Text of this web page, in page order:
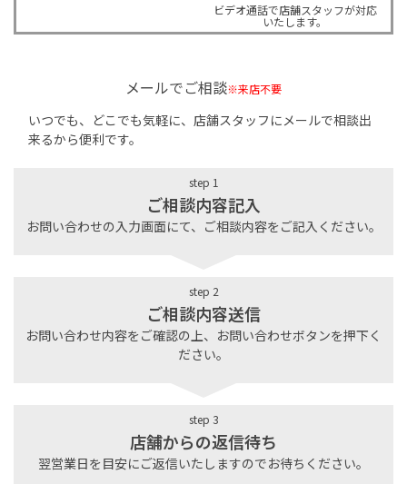
ビデオ通話で店舗スタッフが対応
いたします。
メールでご相談※来店不要
いつでも、どこでも気軽に、店舗スタッフにメールで相談出
来るから便利です。
step 1
ご相談内容記入
お問い合わせの入力画面にて、ご相談内容をご記入ください。
step 2
ご相談内容送信
お問い合わせ内容をご確認の上、お問い合わせボタンを押下く
ださい。
step 3
店舗からの返信待ち
翌営業日を目安にご返信いたしますのでお待ちください。